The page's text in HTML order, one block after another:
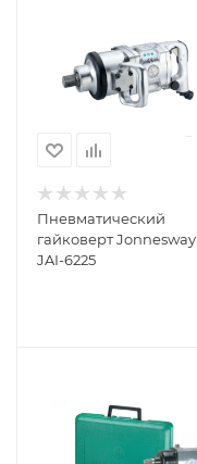
Пневматический
гайковерт Jonnesway
JAI-6225